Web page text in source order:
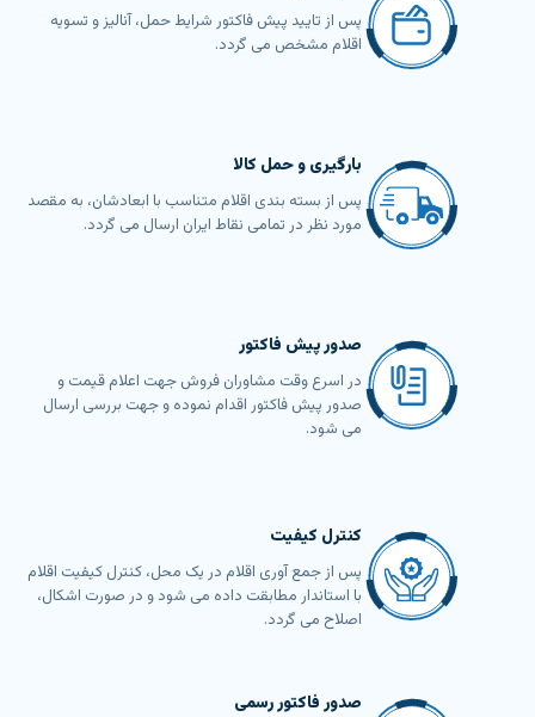
پس از تایید پیش فاکتور شرایط حمل، آنالیز و تسویه
اقلام مشخص می گردد.
بارگیری و حمل کالا
پس از بسته بندی اقلام متناسب با ابعادشان، به مقصد
مورد نظر در تمامی نقاط ایران ارسال می گردد.
صدور پیش فاکتور
در اسرع وقت مشاوران فروش جهت اعلام قیمت و
صدور پیش فاکتور اقدام نموده و جهت بررسی ارسال
می شود.
کنترل کیفیت
پس از جمع آوری اقلام در یک محل، کنترل کیفیت اقلام
با استاندار مطابقت داده می شود و در صورت اشکال،
اصلاح می گردد.
صدور فاکتور رسمی